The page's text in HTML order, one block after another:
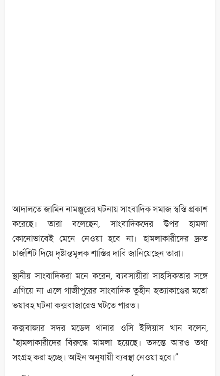
আদালতে জামিন নামঞ্জুরের ঘটনায় সাংবাদিক সমাজ স্বস্তি প্রকাশ
করেছে। তারা বলেছেন, সাংবাদিকদের উপর হামলা
কোনোভাবেই মেনে নেওয়া হবে না। হামলাকারীদের দ্রুত
চার্জশিট দিয়ে দৃষ্টান্তমূলক শাস্তির দাবি জানিয়েছেন তারা।
স্থানীয় সাংবাদিকরা মনে করেন, ব্যবসায়ীরা সাহসিকতার সঙ্গে
এগিয়ে না এলে গাজীপুরের সাংবাদিক তুহীন হত্যাকাণ্ডের মতো
ভয়াবহ ঘটনা কক্সবাজারেও ঘটতে পারত।
কক্সবাজার সদর মডেল থানার ওসি ইলিয়াস খান বলেন,
“হামলাকারীদের বিরুদ্ধে মামলা হয়েছে। তদন্তে আরও তথ্য
সংগ্রহ করা হচ্ছে। আইন অনুযায়ী ব্যবস্থা নেওয়া হবে।”